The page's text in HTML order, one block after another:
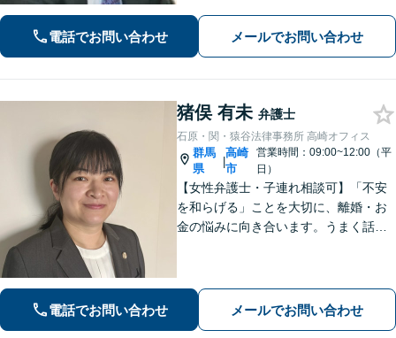
題/相続/交通事故/刑事事件など、ご相
談ください【夜間・休日対応】
電話でお問い合わせ メールでお問い合わせ
猪俣 有未 弁護士
石原・関・猿谷法律事務所 高崎オフィス
群馬
県
|
高崎
市
営業時間：09:00~12:00（平
日）
【女性弁護士・子連れ相談可】「不安
を和らげる」ことを大切に、離婚・お
金の悩みに向き合います。うまく話せ
電話でお問い合わせ メールでお問い合わせ